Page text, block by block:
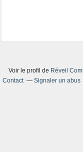
Voir le profil de Réveil
Contact
Signaler un abus